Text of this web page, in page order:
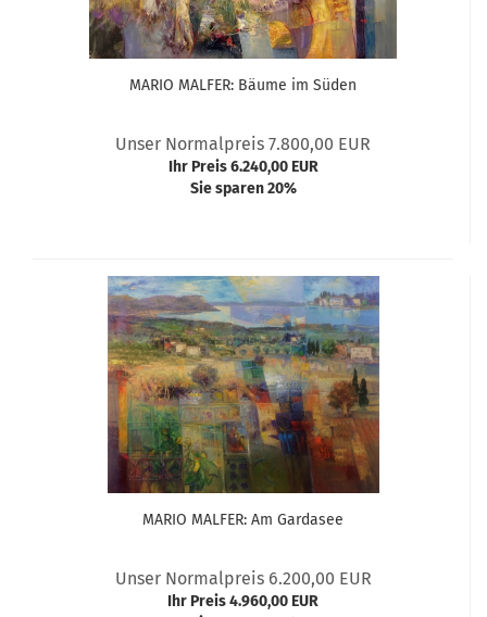
MARIO MALFER: Bäume im Süden
Unser Normalpreis 7.800,00 EUR
Ihr Preis 6.240,00 EUR
Sie sparen 20%
MARIO MALFER: Am Gardasee
Unser Normalpreis 6.200,00 EUR
Ihr Preis 4.960,00 EUR